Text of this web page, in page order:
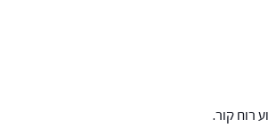
רוח קור.